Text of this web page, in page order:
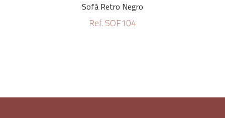
Sofá Retro Negro
Ref. SOF104